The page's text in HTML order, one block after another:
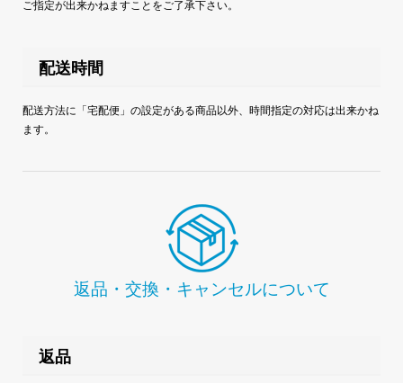
ご指定が出来かねますことをご了承下さい。
配送時間
配送方法に「宅配便」の設定がある商品以外、時間指定の対応は出来かね
ます。
返品・交換・キャンセルについて
返品